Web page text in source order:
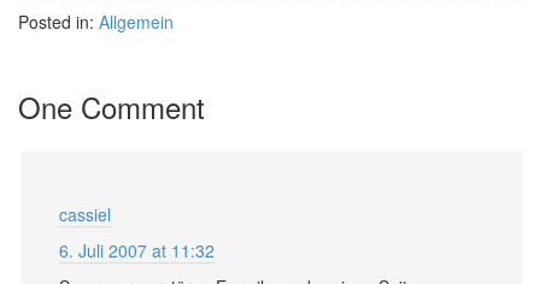
Posted in: Allgemein
One Comment
cassiel
6. Juli 2007 at 11:32